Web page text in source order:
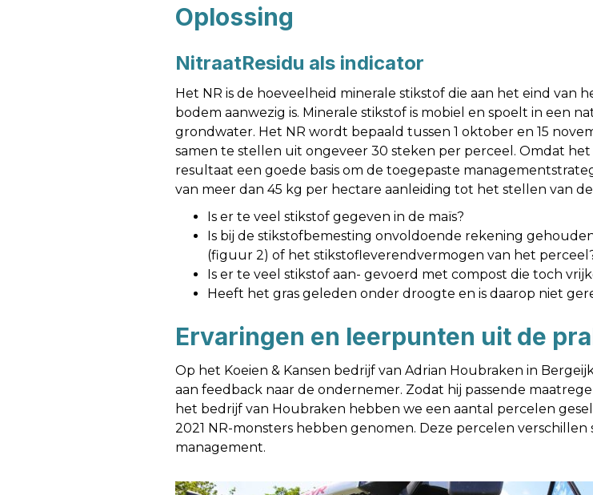
Oplossing
NitraatResidu als indicator
Het NR is de hoeveelheid minerale stikstof die aan het eind van
bodem aanwezig is. Minerale stikstof is mobiel en spoelt in een
grondwater. Het NR wordt bepaald tussen 1 oktober en 15
samen te stellen uit ongeveer 30 steken per perceel. Omdat
resultaat een goede basis om de toegepaste
van meer dan 45 kg per hectare aanleiding tot het stellen van
Is er te veel stikstof gegeven in de maïs?
Is bij de stikstofbemesting onvoldoende rekening
(figuur 2) of het stikstofleverendvermogen van het
Is er te veel stikstof aan- gevoerd met compost die toch
Heeft het gras geleden onder droogte en is daarop niet
Ervaringen en leerpunten uit de
Op het Koeien & Kansen bedrijf van Adrian Houbraken in
aan feedback naar de ondernemer. Zodat hij passende
het bedrijf van Houbraken hebben we een aantal percelen
2021 NR-monsters hebben genomen. Deze percelen
management.